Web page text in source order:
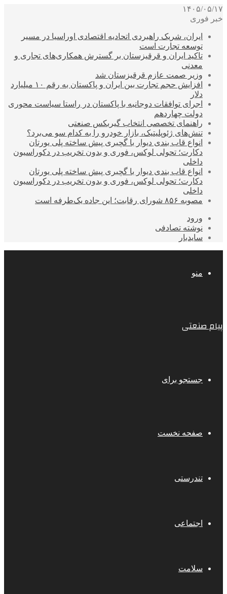
۱۴۰۵/۰۵/۱۷
خبر فوری
ایران، شریک راهبردی اتحادیه اقتصادی اوراسیا در مسیر
توسعه تجارت است
تاکید ایران و قرقیزستان بر گسترش همکاری‌های تجاری و
معدنی
وزیر صمت عازم قرقیزستان شد
افزایش حجم تجارت بین ایران و پاکستان به رقم ۱۰ میلیارد
دلار
اجرای توافقات دوجانبه با پاکستان در راستا سیاست محوری
دولت چهاردهم
راهنمای تخصصی انتخاب گیربکس صنعتی
تنش‌های ژئوپلیتیک، بازار خودرو را به کدام سو می‌برد؟
انواع قاب بندی دیوار با گچبری پیش ساخته پلی یورتان
دکارت؛ تحولی لوکس، فوری و بدون تخریب در دکوراسیون
داخلی
انواع قاب بندی دیوار با گچبری پیش ساخته پلی یورتان
دکارت؛ تحولی لوکس، فوری و بدون تخریب در دکوراسیون
داخلی
مصوبه ۸۵۶ شورای رقابت؛ این جاده یک‌طرفه است
ورود
نوشته تصادفی
سایدبار
منو
پیام صنعتی
جستجو برای
صفحه نخست
تندرستی
اجتماعی
سلامت